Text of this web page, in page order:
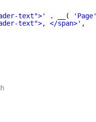
text">' . __( 'Page'
text">, </span>' ,